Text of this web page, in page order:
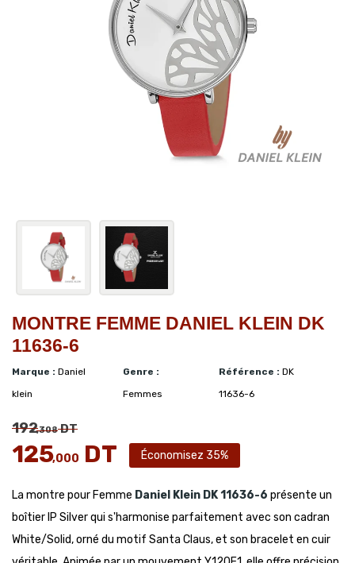
MONTRE FEMME DANIEL KLEIN DK
11636-6
Marque : Daniel
klein
Genre :
Femmes
Référence : DK
11636-6
192,308DT
125,000 DT Économisez 35%
La montre pour Femme Daniel Klein DK 11636-6 présente un
boîtier IP Silver qui s'harmonise parfaitement avec son cadran
White/Solid, orné du motif Santa Claus, et son bracelet en cuir